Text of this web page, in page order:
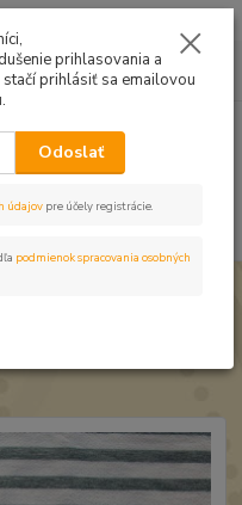
za0,00 EUR
sivo-biely zvyšok 0,98m
biely
prihlasovania a
prihlásiť sa emailovou
Odoslať
údajov pre účely registrácie.
podmienok spracovania osobných